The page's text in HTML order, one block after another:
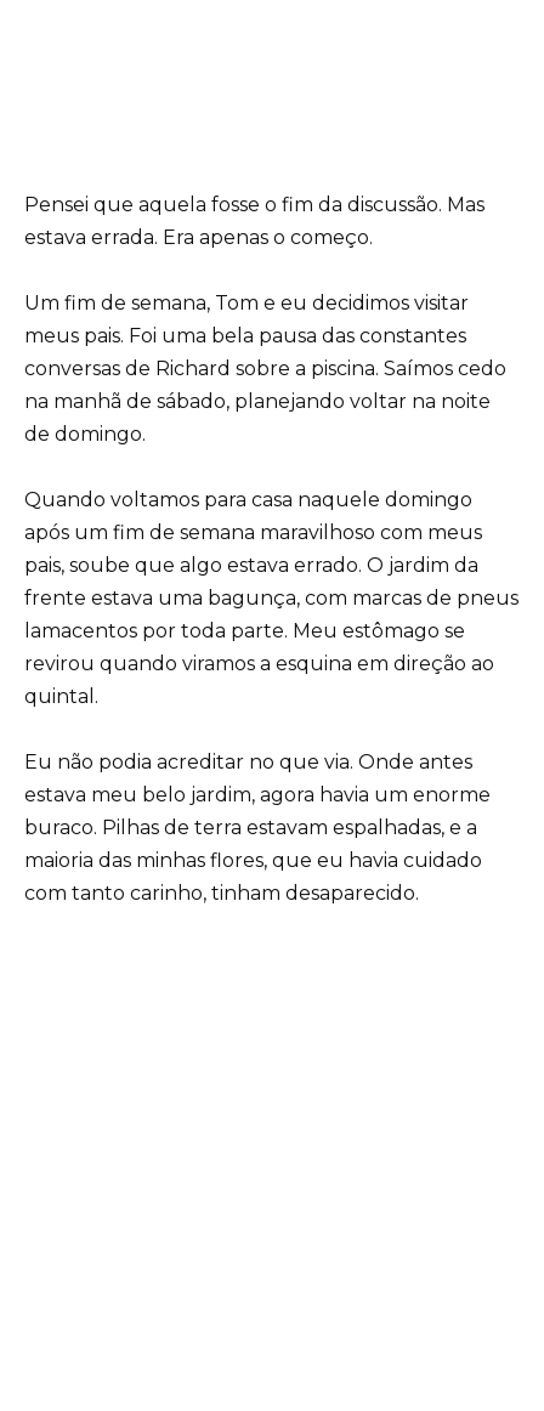
Pensei que aquela fosse o fim da discussão. Mas
estava errada. Era apenas o começo.
Um fim de semana, Tom e eu decidimos visitar
meus pais. Foi uma bela pausa das constantes
conversas de Richard sobre a piscina. Saímos cedo
na manhã de sábado, planejando voltar na noite
de domingo.
Quando voltamos para casa naquele domingo
após um fim de semana maravilhoso com meus
pais, soube que algo estava errado. O jardim da
frente estava uma bagunça, com marcas de pneus
lamacentos por toda parte. Meu estômago se
revirou quando viramos a esquina em direção ao
quintal.
Eu não podia acreditar no que via. Onde antes
estava meu belo jardim, agora havia um enorme
buraco. Pilhas de terra estavam espalhadas, e a
maioria das minhas flores, que eu havia cuidado
com tanto carinho, tinham desaparecido.